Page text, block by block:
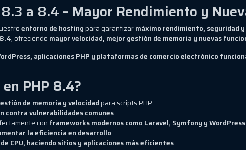
a 8.4 – Mayor Rendimiento y
entorno de hostingpara garantizarmáximo rendimiento, seguridad
, ofreciendo mayor velocidad, mejor gestión de memoria y nuevas
aplicaciones PHP y plataformas de comercio electrónico
PHP 8.4?
de memoria y velocidadpara scripts PHP.
contra vulnerabilidades comunes.
con frameworks modernos como Laravel, Symfony y WordPress.
la eficiencia en desarrollo.
CPU, haciendo sitios y aplicaciones más eficientes.